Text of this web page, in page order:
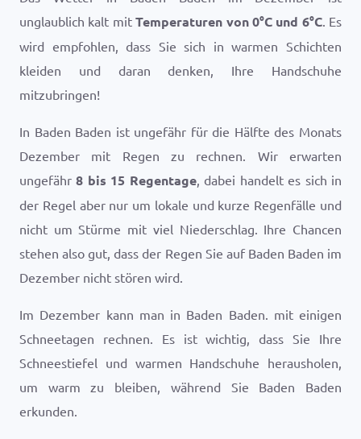
unglaublich kalt mitTemperaturen von0°Cund 6°C. Es
wird empfohlen, dass Sie sich in warmen Schichten
kleiden und daran denken, Ihre Handschuhe
mitzubringen!
In Baden Baden ist ungefähr für die Hälfte des Monats
Dezember mit Regen zu rechnen. Wir erwarten
ungefähr8 bis 15 Regentage, dabei handelt es sich in
der Regel aber nur um lokale und kurze Regenfälle und
nicht um Stürme mit viel Niederschlag. Ihre Chancen
stehen also gut, dass der Regen Sie auf Baden Baden im
Dezember nicht stören wird.
Im Dezember kann man in Baden Baden. mit einigen
Schneetagen rechnen. Es ist wichtig, dass Sie Ihre
Schneestiefel und warmen Handschuhe herausholen,
um warm zu bleiben, während Sie Baden Baden
erkunden.